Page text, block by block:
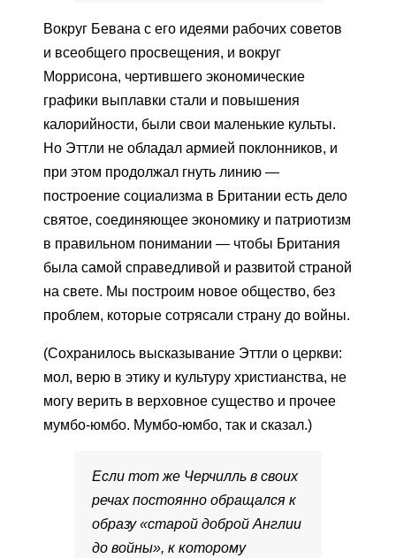
Вокруг Бевана с его идеями рабочих советов
и всеобщего просвещения, и вокруг
Моррисона, чертившего экономические
графики выплавки стали и повышения
калорийности, были свои маленькие культы.
Но Эттли не обладал армией поклонников, и
при этом продолжал гнуть линию —
построение социализма в Британии есть дело
святое, соединяющее экономику и патриотизм
в правильном понимании — чтобы Британия
была самой справедливой и развитой страной
на свете. Мы построим новое общество, без
проблем, которые сотрясали страну до войны.
(Сохранилось высказывание Эттли о церкви:
мол, верю в этику и культуру христианства, не
могу верить в верховное существо и прочее
мумбо-юмбо. Мумбо-юмбо, так и сказал.)
Если тот же Черчилль в своих
речах постоянно обращался к
образу «старой доброй Англии
до войны», к которому